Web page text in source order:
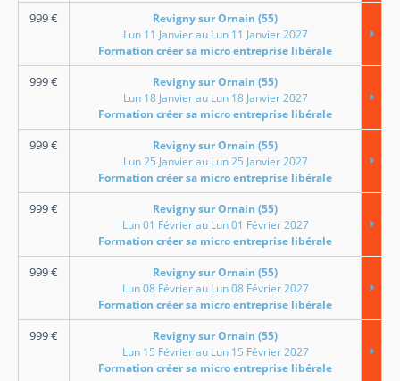
999€
Revigny sur Ornain (55)
Lun 11 Janvier au Lun 11 Janvier 2027
Formation créer sa micro entreprise libérale
999€
Revigny sur Ornain (55)
Lun 18 Janvier au Lun 18 Janvier 2027
Formation créer sa micro entreprise libérale
999€
Revigny sur Ornain (55)
Lun 25 Janvier au Lun 25 Janvier 2027
Formation créer sa micro entreprise libérale
999€
Revigny sur Ornain (55)
Lun 01 Février au Lun 01 Février 2027
Formation créer sa micro entreprise libérale
999€
Revigny sur Ornain (55)
Lun 08 Février au Lun 08 Février 2027
Formation créer sa micro entreprise libérale
999€
Revigny sur Ornain (55)
Lun 15 Février au Lun 15 Février 2027
Formation créer sa micro entreprise libérale